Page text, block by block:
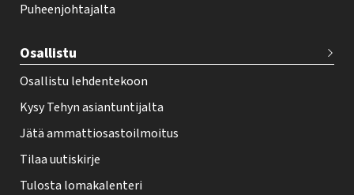
t
r
Puheenjohtajalta
Osallistu
Osallistu lehdentekoon
Kysy Tehyn asiantuntijalta
Jätä ammattiosastoilmoitus
Tilaa uutiskirje
Tulosta lomakalenteri